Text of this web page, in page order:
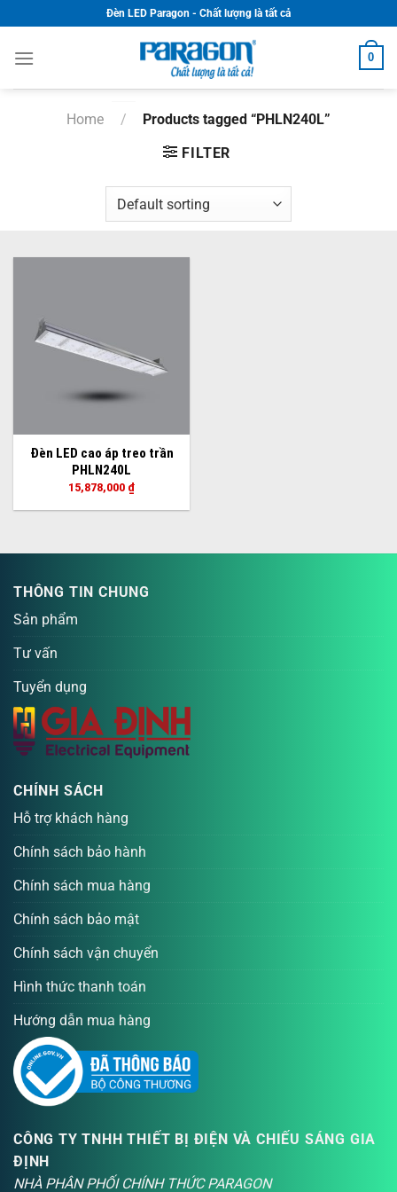
to
content
Đèn LED Paragon - Chất lượng là tất cả
0
Home /
Products tagged “PHLN240L”
FILTER
Đèn LED cao áp treo trần
PHLN240L
15,878,000 ₫
THÔNG TIN CHUNG
Sản phẩm
Tư vấn
Tuyển dụng
CHÍNH SÁCH
Hỗ trợ khách hàng
Chính sách bảo hành
Chính sách mua hàng
Chính sách bảo mật
Chính sách vận chuyển
Hình thức thanh toán
Hướng dẫn mua hàng
CÔNG TY TNHH THIẾT BỊ ĐIỆN VÀ CHIẾU SÁNG GIA
ĐỊNH
NHÀ PHÂN PHỐI CHÍNH THỨC PARAGON